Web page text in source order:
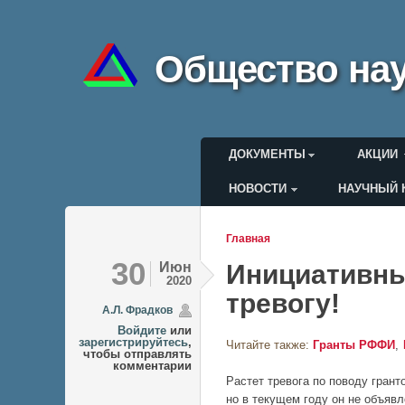
Общество
Главное меню
ДОКУМЕНТЫ АКЦИИ
Меню
НОВОСТИ НАУЧНЫЙ
Вы здесь
Главная
30 Июн
2020
А.Л. Фрадков
Войдите или
зарегистрируйтесь,
чтобы отправлять
комментарии
тревогу!
Читайте также: Гранты РФФИ
Растет тревога по поводу
но в текущем году он не